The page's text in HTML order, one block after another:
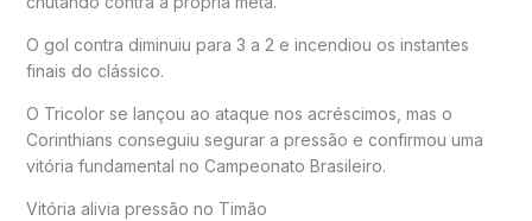
O gol contra diminuiu para 3 a 2 e incendiou os instantes
finais do clássico.
O Tricolor se lançou ao ataque nos acréscimos, mas o
Corinthians conseguiu segurar a pressão e confirmou uma
vitória fundamental no Campeonato Brasileiro.
Vitória alivia pressão no Timão